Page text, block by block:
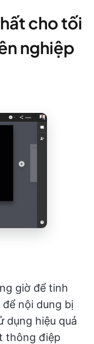
cho tối
nghiệp
giờ để tinh
nội dung bị
dụng hiệu quả
thông điệp